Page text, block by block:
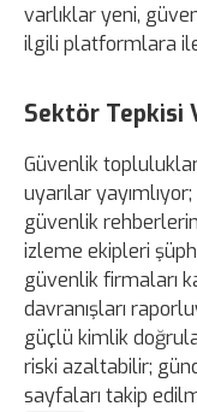
varlıklar yeni,
ilgili platformlara
Sektör Tepkisi
Güvenlik
uyarılar
güvenlik
izleme ekipleri
güvenlik firmaları
davranışları
güçlü kimlik
riski azaltabilir;
sayfaları takip